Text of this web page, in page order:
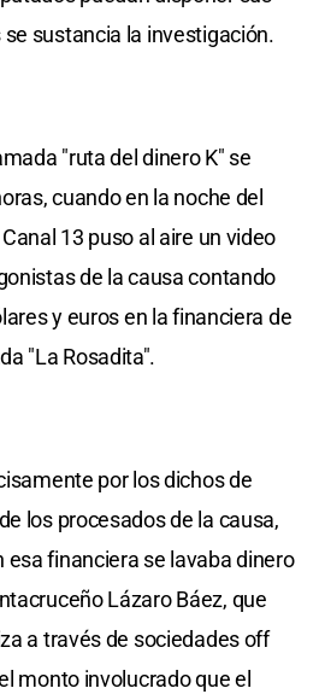
sustancia la investigación.
"ruta del dinero K" se
cuando en la noche del
13 puso al aire un video
de la causa contando
y euros en la financiera de
"La Rosadita".
por los dichos de
los procesados de la causa,
esa financiera se lavaba dinero
Lázaro Báez, que
a través de sociedades off
monto involucrado que el